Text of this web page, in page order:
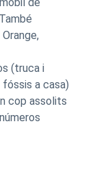
(truca i
fóssis a casa)
cop assolits